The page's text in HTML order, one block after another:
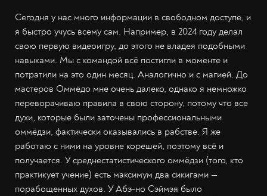
Сегодня у нас много информации в свободном доступе, и
я быстро учусь всему сам. Например, в 2024 году делал
свою первую видеоигру, до этого не владея подобными
навыками. Мы с командой всё постигли в моменте и
потратили на это один месяц. Аналогично и с магией. До
мастеров Оммёдо мне очень далеко, однако я немножко
переворачиваю правила в свою сторону, потому что все
духи, которые были заточены профессиональными
оммёдзи, фактически оказывались в рабстве. Я же
работаю с ними на уровне корешей, поэтому всё и
получается. У среднестатистического оммёдзи (того, кто
практикует учение) есть максимум два сикигами —
порабощенных духов. У Абэ-но Сэймэя было